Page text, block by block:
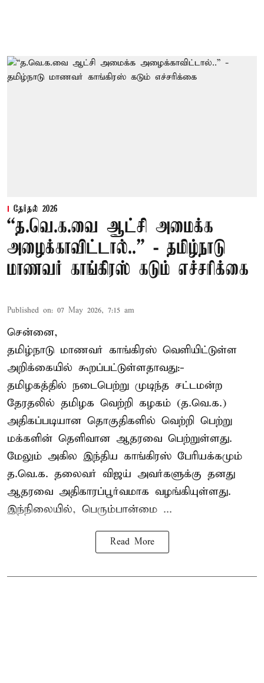
தேர்தல் 2026
“த.வெ.க.வை ஆட்சி அமைக்க
அழைக்காவிட்டால்..” - தமிழ்நாடு
மாணவர் காங்கிரஸ் கடும் எச்சரிக்கை
Published on: 07 May 2026, 7:15 am
சென்னை,
தமிழ்நாடு மாணவர் காங்கிரஸ் வெளியிட்டுள்ள
அறிக்கையில் கூறப்பட்டுள்ளதாவது:-
தமிழகத்தில் நடைபெற்று முடிந்த சட்டமன்ற
தேரதலில் தமிழக வெற்றி கழகம் (த.வெ.க.)
அதிகப்படியான தொகுதிகளில் வெற்றி பெற்று
மக்களின் தெளிவான ஆதரவை பெற்றுள்ளது.
மேலும் அகில இந்திய காங்கிரஸ் பேரியக்கமும்
த.வெ.க. தலைவர் விஜய் அவர்களுக்கு தனது
ஆதரவை அதிகாரப்பூர்வமாக வழங்கியுள்ளது.
இந்நிலையில், பெரும்பான்மை ...
Read More